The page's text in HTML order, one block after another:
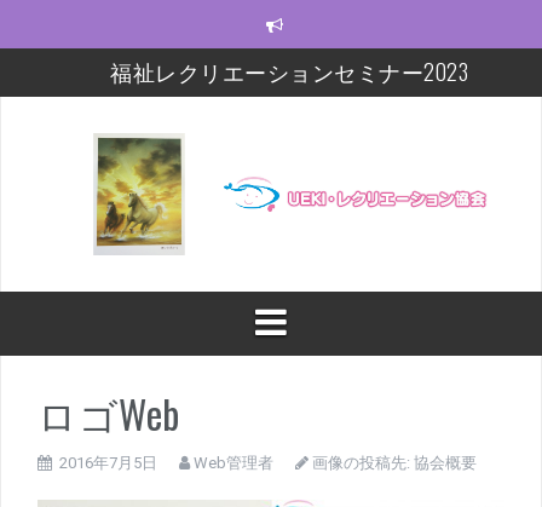
福祉レクリエーションセミナー2023
【福祉レクセミナー2021】いよいよ今週末!!
【福祉レクセミナー2021】開講に関するお知らせ
今年度の福祉レクセミナー、開催します！！！
福祉レクリエーションセミナー及びフォローアップ
修開催
ロゴWeb
2016年7月5日 Web管理者 画像の投稿先: 協会概要